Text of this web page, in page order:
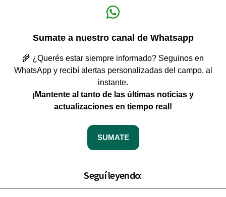
Sumate a nuestro canal de Whatsapp
🌾 ¿Querés estar siempre informado? Seguinos en
WhatsApp y recibí alertas personalizadas del campo, al
instante.
¡Mantente al tanto de las últimas noticias y
actualizaciones en tiempo real!
SUMATE
Seguí leyendo: